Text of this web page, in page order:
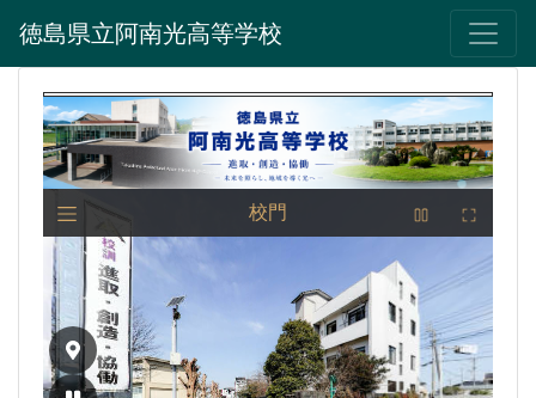
徳島県立阿南光高等学校